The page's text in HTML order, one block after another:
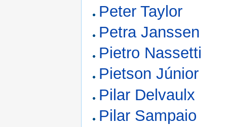
Peter Taylor
Petra Janssen
Pietro Nassetti
Pietson Júnior
Pilar Delvaulx
Pilar Sampaio